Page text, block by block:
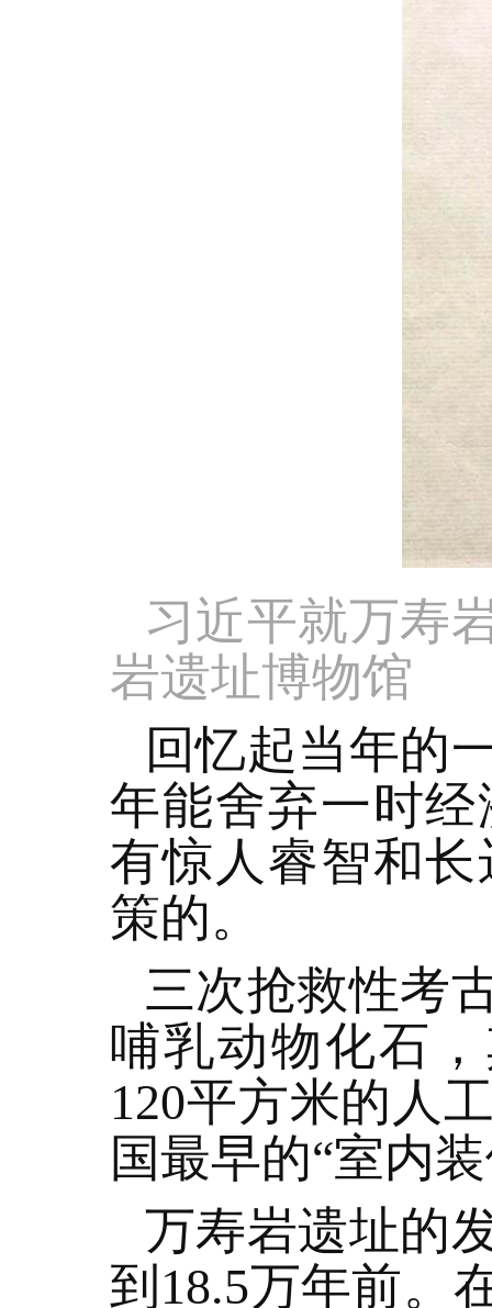
习近平就万寿
岩遗址博物馆
回忆起当年的
年能舍弃一时
有惊人睿智和
策的。
三次抢救性考
哺乳动物化石
120平方米的人
国最早的“室内
万寿岩遗址的
到18.5万年前。